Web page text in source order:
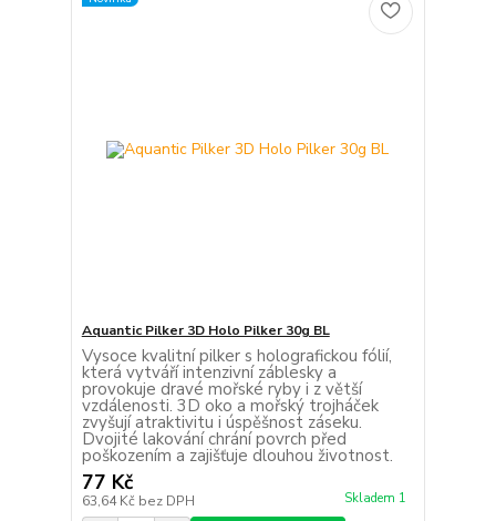
Aquantic Pilker 3D Holo Pilker 30g BL
Vysoce kvalitní pilker s holografickou fólií,
která vytváří intenzivní záblesky a
provokuje dravé mořské ryby i z větší
vzdálenosti. 3D oko a mořský trojháček
zvyšují atraktivitu i úspěšnost záseku.
Dvojité lakování chrání povrch před
poškozením a zajišťuje dlouhou životnost.
77 Kč
63,64 Kč bez DPH Skladem 1